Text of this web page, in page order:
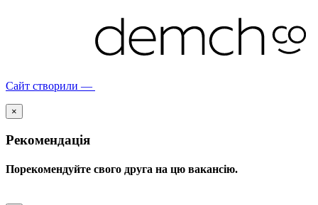
Сайт створили —
×
Рекомендація
Порекомендуйте свого друга на цю вакансію.